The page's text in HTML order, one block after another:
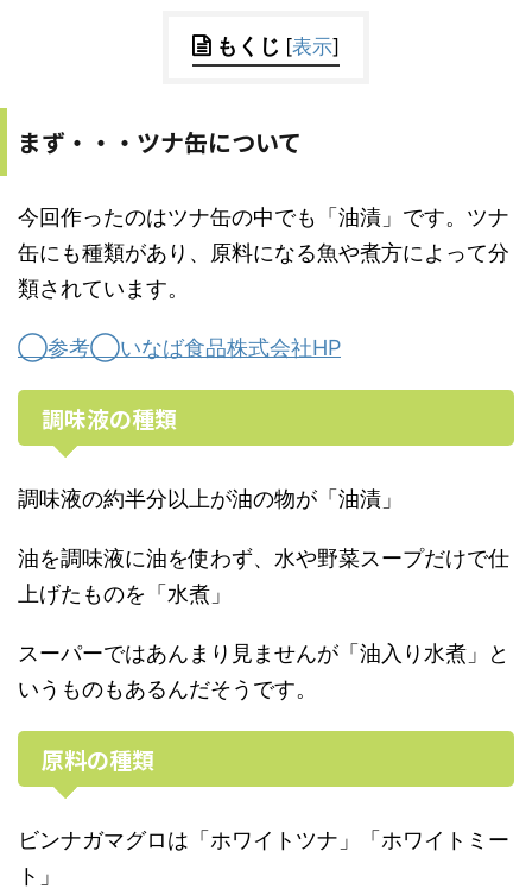
もくじ [表示]
まず・・・ツナ缶について
今回作ったのはツナ缶の中でも「油漬」です。ツナ
缶にも種類があり、原料になる魚や煮方によって分
類されています。
◯参考◯いなば食品株式会社HP
調味液の種類
調味液の約半分以上が油の物が「油漬」
油を調味液に油を使わず、水や野菜スープだけで仕
上げたものを「水煮」
スーパーではあんまり見ませんが「油入り水煮」と
いうものもあるんだそうです。
原料の種類
ビンナガマグロは「ホワイトツナ」「ホワイトミー
ト」